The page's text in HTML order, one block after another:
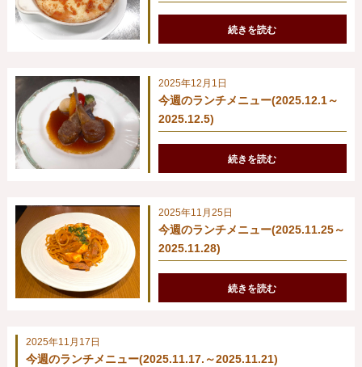
続きを読む
2025年12月1日
今週のランチメニュー(2025.12.1～
2025.12.5)
続きを読む
2025年11月25日
今週のランチメニュー(2025.11.25～
2025.11.28)
続きを読む
2025年11月17日
今週のランチメニュー(2025.11.17.～2025.11.21)